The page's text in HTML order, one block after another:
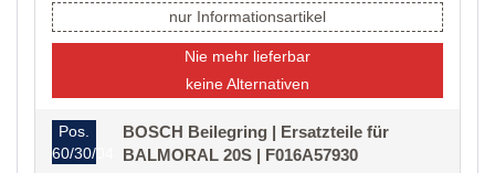
nur Informationsartikel
Nie mehr lieferbar
keine Alternativen
Pos.
60/30/04
BOSCH Beilegring | Ersatzteile für
BALMORAL 20S | F016A57930